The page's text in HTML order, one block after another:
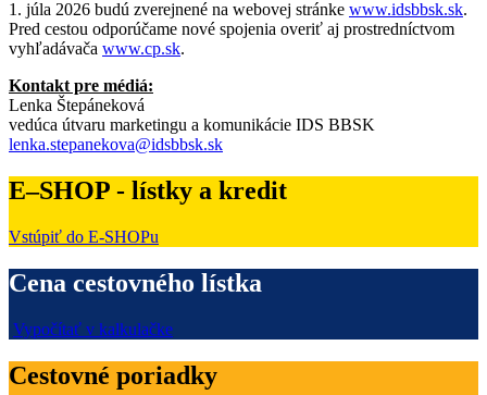
1. júla 2026 budú zverejnené na webovej stránke www.idsbbsk.sk.
Pred cestou odporúčame nové spojenia overiť aj prostredníctvom
vyhľadávača www.cp.sk.
Kontakt pre médiá:
Lenka Štepáneková
vedúca útvaru marketingu a komunikácie IDS BBSK
lenka.stepanekova@idsbbsk.sk
E–SHOP - lístky a kredit
Vstúpiť do E-SHOPu
Cena cestovného lístka
Vypočítať v kalkulačke
Cestovné poriadky